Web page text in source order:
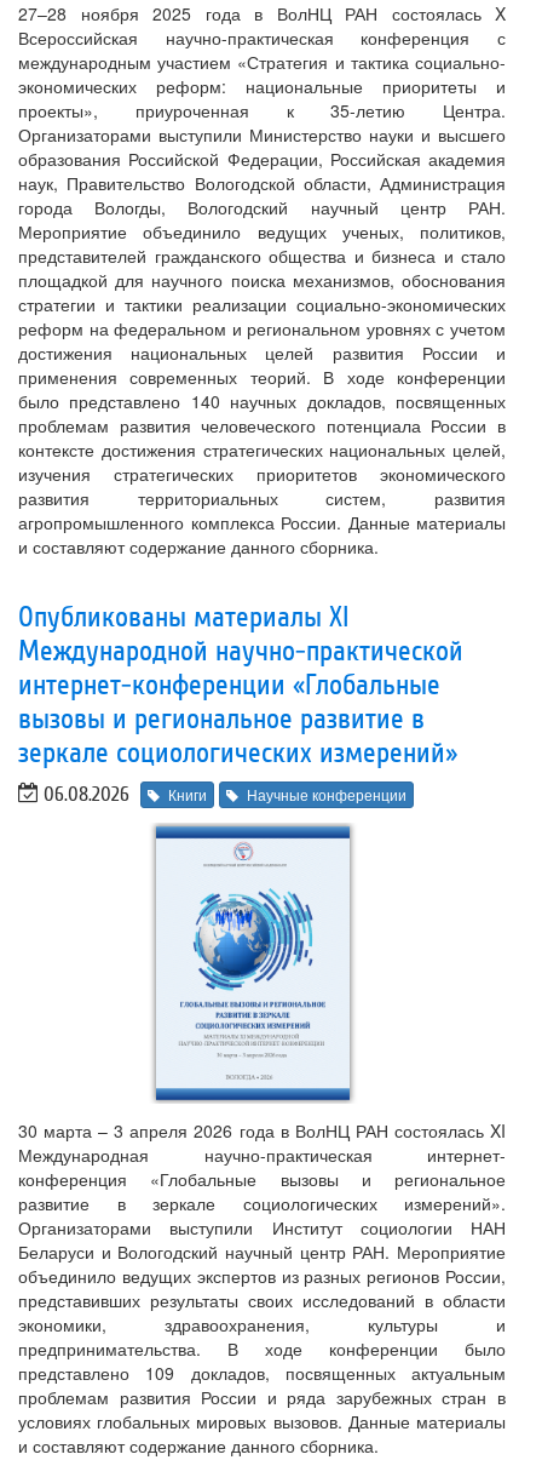
27–28 ноября 2025 года в ВолНЦ РАН состоялась X
Всероссийская научно-практическая конференция с
международным участием «Стратегия и тактика социально-
экономических реформ: национальные приоритеты и
проекты», приуроченная к 35-летию Центра.
Организаторами выступили Министерство науки и высшего
образования Российской Федерации, Российская академия
наук, Правительство Вологодской области, Администрация
города Вологды, Вологодский научный центр РАН.
Мероприятие объединило ведущих ученых, политиков,
представителей гражданского общества и бизнеса и стало
площадкой для научного поиска механизмов, обоснования
стратегии и тактики реализации социально-экономических
реформ на федеральном и региональном уровнях с учетом
достижения национальных целей развития России и
применения современных теорий. В ходе конференции
было представлено 140 научных докладов, посвященных
проблемам развития человеческого потенциала России в
контексте достижения стратегических национальных целей,
изучения стратегических приоритетов экономического
развития территориальных систем, развития
агропромышленного комплекса России. Данные материалы
и составляют содержание данного сборника.
Опубликованы материалы XI
Международной научно-практической
интернет-конференции «Глобальные
вызовы и региональное развитие в
зеркале социологических измерений»
06.08.2026 Книги Научные конференции
30 марта – 3 апреля 2026 года в ВолНЦ РАН состоялась XI
Международная научно-практическая интернет-
конференция «Глобальные вызовы и региональное
развитие в зеркале социологических измерений».
Организаторами выступили Институт социологии НАН
Беларуси и Вологодский научный центр РАН. Мероприятие
объединило ведущих экспертов из разных регионов России,
представивших результаты своих исследований в области
экономики, здравоохранения, культуры и
предпринимательства. В ходе конференции было
представлено 109 докладов, посвященных актуальным
проблемам развития России и ряда зарубежных стран в
условиях глобальных мировых вызовов. Данные материалы
и составляют содержание данного сборника.